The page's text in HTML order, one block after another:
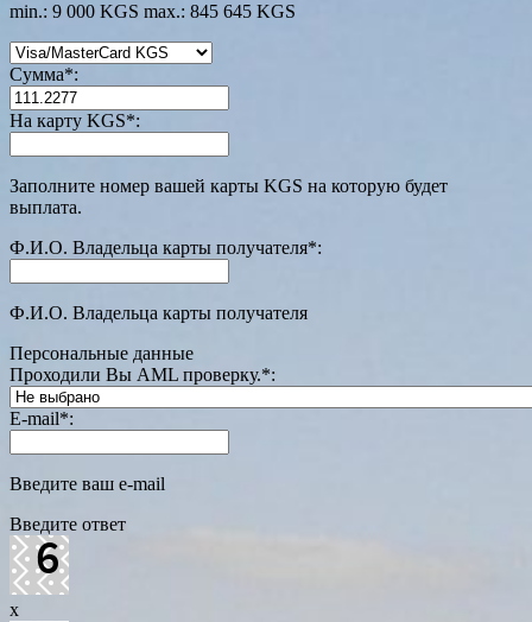
min.: 9 000 KGS max.: 845 645 KGS
Сумма*:
На карту KGS*:
Заполните номер вашей карты KGS на которую будет
выплата.
Ф.И.О. Владельца карты получателя*:
Ф.И.О. Владельца карты получателя
Персональные данные
Проходили Вы AML проверку.*:
E-mail*:
Введите ваш e-mail
Введите ответ
x